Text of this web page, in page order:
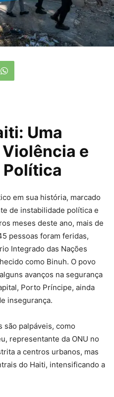
Uma
e
em sua história, marcado
de instabilidade política e
meses deste ano, mais de
pessoas foram feridas,
Integrado das Nações
como Binuh. O povo
avanços na segurança
Porto Príncipe, ainda
insegurança.
são palpáveis, como
representante da ONU no
a centros urbanos, mas
do Haiti, intensificando a